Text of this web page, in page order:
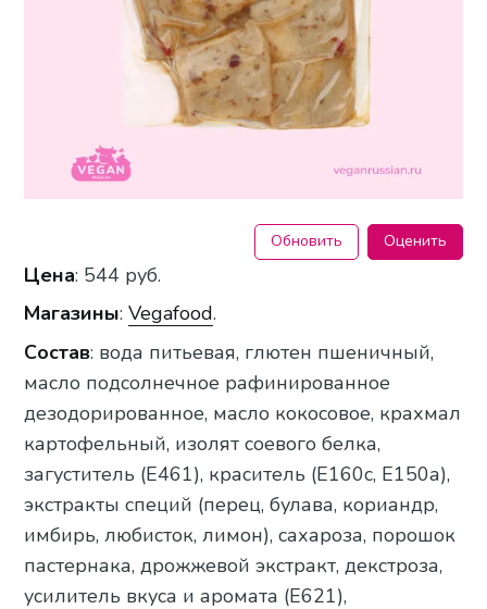
Обновить Оценить
Цена: 544 руб.
Магазины:Vegafood.
Состав: вода питьевая, глютен пшеничный,
масло подсолнечное рафинированное
дезодорированное, масло кокосовое, крахмал
картофельный, изолят соевого белка,
загуститель (Е461), краситель (Е160с, Е150а),
экстракты специй (перец, булава, кориандр,
имбирь, любисток, лимон), сахароза, порошок
пастернака, дрожжевой экстракт, декстроза,
усилитель вкуса и аромата (Е621),